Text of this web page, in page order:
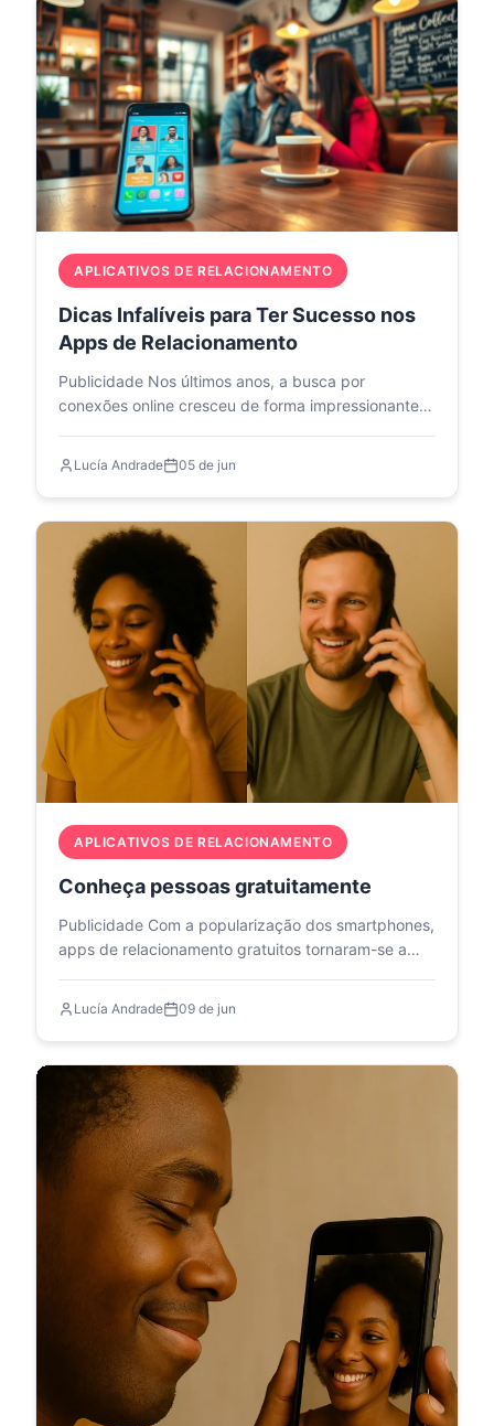
APLICATIVOS DE RELACIONAMENTO
Dicas Infalíveis para Ter Sucesso nos
Apps de Relacionamento
Publicidade Nos últimos anos, a busca por
conexões online cresceu de forma impressionante.
Lucía Andrade 05 de jun
APLICATIVOS DE RELACIONAMENTO
Conheça pessoas gratuitamente
Publicidade Com a popularização dos smartphones,
apps de relacionamento gratuitos tornaram-se a
Lucía Andrade 09 de jun